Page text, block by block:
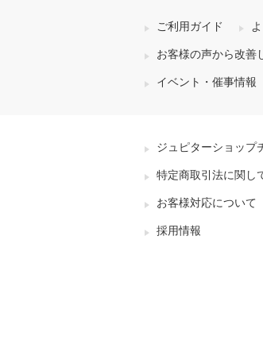
ご利用ガイド
お客様の声から改善
イベント・催事情報
ジュピターショップ
特定商取引法に関し
お客様対応について
採用情報